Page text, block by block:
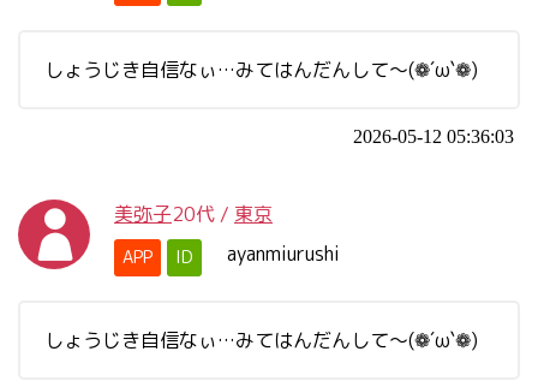
しょうじき自信なぃ…みてはんだんして～(❁´ω`❁)
2026-05-12 05:36:03
美弥子20代 / 東京
APP ID ayanmiurushi
しょうじき自信なぃ…みてはんだんして～(❁´ω`❁)